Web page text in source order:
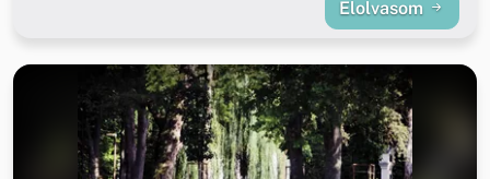
Elolvasom